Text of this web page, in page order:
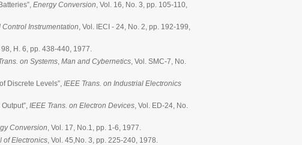
Energy Conversion, Vol. 16, No. 3, pp. 105-110,
Instrumentation, Vol. IECI - 24, No. 2, pp. 192-199,
98, H. 6, pp. 438-440, 1977.
on Systems, Man and Cybernetics, Vol. SMC-7, No.
Discrete Levels”, IEEE Trans. on Industrial Electronics
IEEE Trans. on Electron Devices, Vol. ED-24, No.
Conversion, Vol. 17, No.1, pp. 1-6, 1977.
of Electronics, Vol. 45,No. 3, pp. 225-240, 1978.